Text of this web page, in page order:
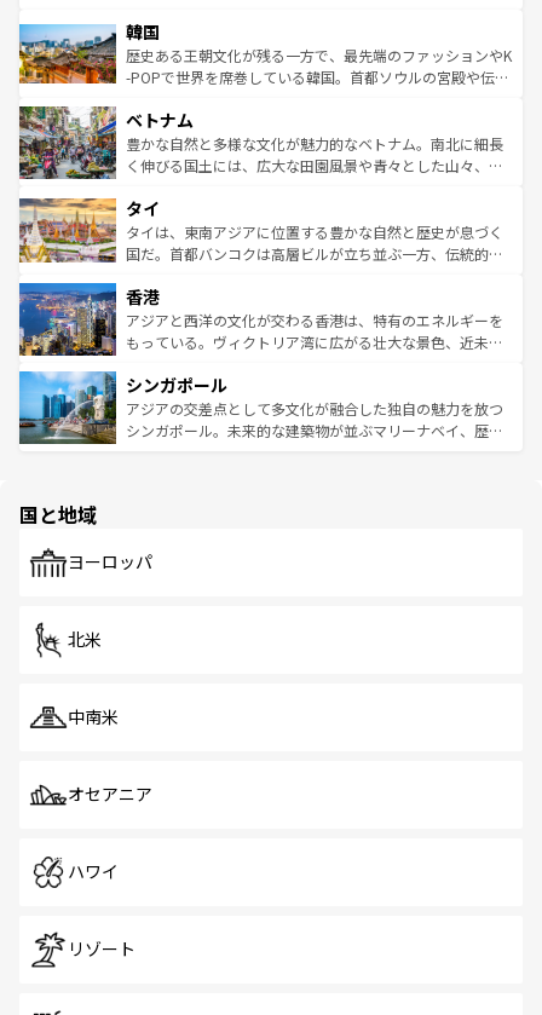
ワイを、存分に味わってほしい。 なお、新着のハワイ情報
はコンテンツ一覧を参照してほしい。
いる。アクティビティも充実しており、サーフィンやダイ
ビング、ハイキングなど、アウトドア好きにはたまらな
い。オーストラリアの多彩な魅力を存分に味わいつくそ
参照してほしい。
ン）、静ひつな山岳地帯である台湾東部など、都市の喧騒
と山間の静けさが共存しており、訪れる人に新しい発見と
驚きをもたらしてくれる。また、奥深い台湾の食文化も魅
容にもいいと評判のスイーツなど、バラエティ豊かな料理
が味わえる。 なお、新着の台湾情報は コンテンツ一覧を参
照してほしい。
韓国
歴史ある王朝文化が残る一方で、最先端のファッションやK
-POPで世界を席巻している韓国。首都ソウルの宮殿や伝統
き、地方に足を延ばせば四季折々の自然美を楽しむことが
できる。そして、キムチや焼肉、絶品のストリートフード
まで、さまざまな韓国料理が待っている。夜には、韓国な
リティに包まれながら、韓国の多彩な魅力を心ゆくまで味
わってみてほしい。 なお、新着の韓国情報はコンテンツ一
覧を参照してほしい。
ベトナム
豊かな自然と多様な文化が魅力的なベトナム。南北に細長
く伸びる国土には、広大な田園風景や青々とした山々、世
急速な発展と共に伝統が息づく。ハノイの古い町並みやホ
ーチミン市のフランス統治時代の建物も、独特の雰囲気を
醸し出している。また、バラエティの豊かさとおいしさで
とつ。フォーやバインミー、ベトナムコーヒーなどは、ぜ
ひ現地で味わいたい。どの地域を訪れてもあたたかい人々
が旅行者を迎えてくれるので、きっと忘れられない旅にな
参照してほしい。
タイ
タイは、東南アジアに位置する豊かな自然と歴史が息づく
国だ。首都バンコクは高層ビルが立ち並ぶ一方、伝統的な
の活気が交差している。北部ではチェンマイなどの山岳地
帯で自然と触れ合い、南部ではプーケットやクラビの美し
いビーチでリゾート気分を楽しむことができる。タイ料理
激する。気候は一年中温暖で、どの季節にも異なる楽しみ
が待っている。親しみやすいタイの人々、仏教を中心とし
た文化、そして多様な観光資源が、訪れる旅人を魅了し続
香港
アジアと西洋の文化が交わる香港は、特有のエネルギーを
もっている。ヴィクトリア湾に広がる壮大な景色、近未来
み、どこを訪れても感動するはず。観光スポットが密集し
ており、効率よく見どころを回れるのも魅力。息をのむよ
うな絶景から文化的な体験まで、香港を存分に楽しみ尽く
シンガポール
アジアの交差点として多文化が融合した独自の魅力を放つ
シンガポール。未来的な建築物が並ぶマリーナベイ、歴史
で、ホーカーズは地元の風情を楽しめる外せないスポット
国と地域
ヨーロッパ
北米
中南米
オセアニア
ハワイ
リゾート